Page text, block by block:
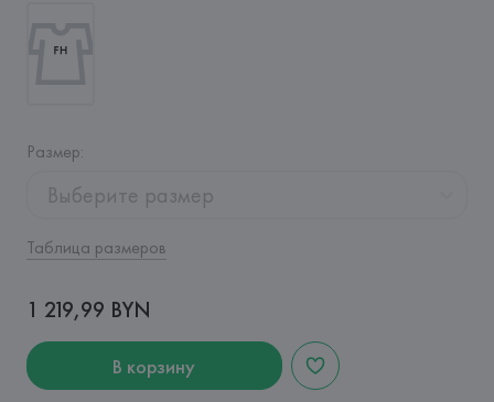
Размер:
Выберите размер
Таблица размеров
1 219,99 BYN
В корзину